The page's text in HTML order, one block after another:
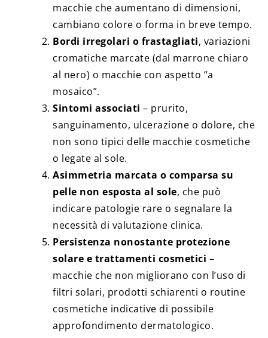
macchie che aumentano di dimensioni,
cambiano colore o forma in breve tempo.
Bordi irregolari o frastagliati, variazioni
cromatiche marcate (dal marrone chiaro
al nero) o macchie con aspetto “a
mosaico”.
Sintomi associati – prurito,
sanguinamento, ulcerazione o dolore, che
non sono tipici delle macchie cosmetiche
o legate al sole.
Asimmetria marcata o comparsa su
pelle non esposta al sole, che può
indicare patologie rare o segnalare la
necessità di valutazione clinica.
Persistenza nonostante protezione
solare e trattamenti cosmetici –
macchie che non migliorano con l’uso di
filtri solari, prodotti schiarenti o routine
cosmetiche indicative di possibile
approfondimento dermatologico.